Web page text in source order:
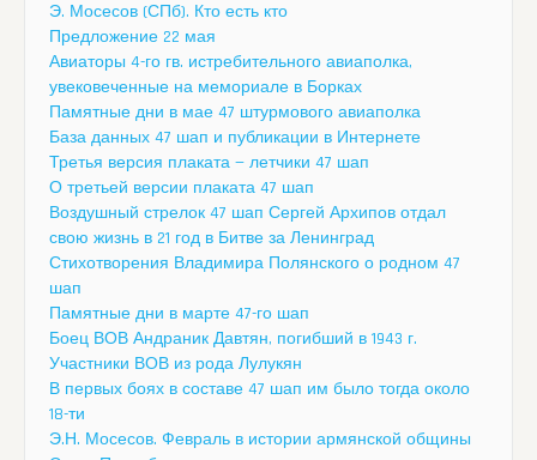
Э. Мосесов (СПб). Кто есть кто
Предложение 22 мая
Авиаторы 4-го гв. истребительного авиаполка,
увековеченные на мемориале в Борках
Памятные дни в мае 47 штурмового авиаполка
База данных 47 шап и публикации в Интернете
Третья версия плаката — летчики 47 шап
О третьей версии плаката 47 шап
Воздушный стрелок 47 шап Сергей Архипов отдал
свою жизнь в 21 год в Битве за Ленинград
Стихотворения Владимира Полянского о родном 47
шап
Памятные дни в марте 47-го шап
Боец ВОВ Андраник Давтян, погибший в 1943 г.
Участники ВОВ из рода Лулукян
В первых боях в составе 47 шап им было тогда около
18-ти
Э.Н. Мосесов. Февраль в истории армянской общины